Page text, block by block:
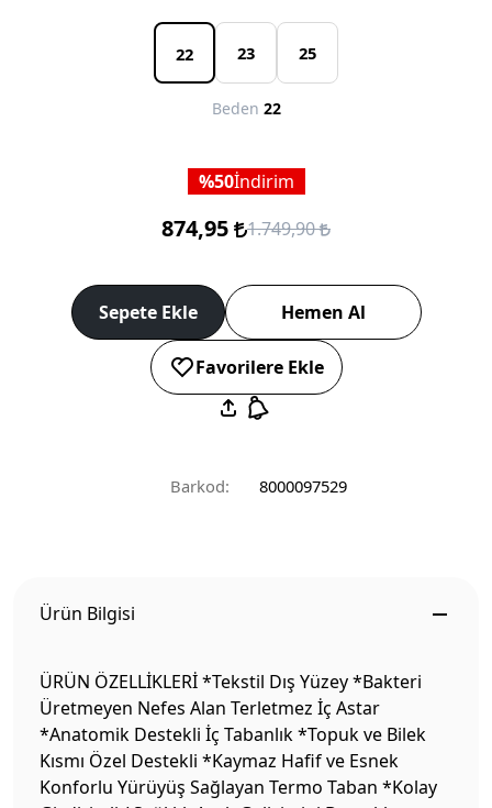
22 23 25
Beden 22
50İndirim
874,95 1.749,90
Sepete Ekle Hemen Al
Favorilere Ekle
Barkod: 8000097529
Ürün Bilgisi
ÜRÜN ÖZELLİKLERİ *Tekstil Dış Yüzey *Bakteri
Üretmeyen Nefes Alan Terletmez İç Astar
*Anatomik Destekli İç Tabanlık *Topuk ve Bilek
Kısmı Özel Destekli *Kaymaz Hafif ve Esnek
Konforlu Yürüyüş Sağlayan Termo Taban *Kolay